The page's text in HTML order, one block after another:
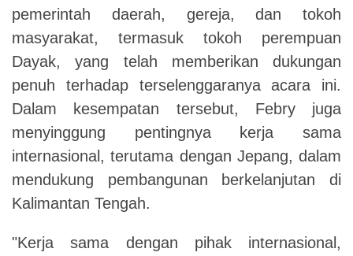
pemerintah daerah, gereja, dan tokoh
masyarakat, termasuk tokoh perempuan
Dayak, yang telah memberikan dukungan
penuh terhadap terselenggaranya acara ini.
Dalam kesempatan tersebut, Febry juga
menyinggung pentingnya kerja sama
internasional, terutama dengan Jepang, dalam
mendukung pembangunan berkelanjutan di
Kalimantan Tengah.
"Kerja sama dengan pihak internasional,